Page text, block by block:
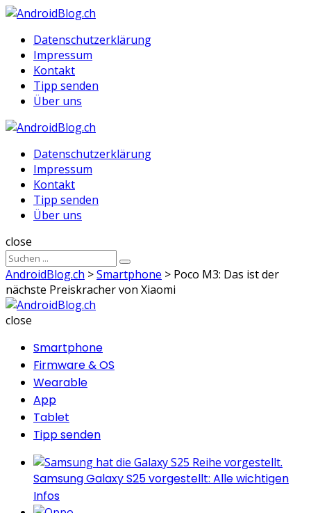
Menu
MenuDatenschutzerklärung
Impressum
Kontakt
Tipp senden
Über uns
Datenschutzerklärung
Impressum
Kontakt
Tipp senden
Über uns
Suche
close
Sucheergebnisse
für
Suche
AndroidBlog.ch >Smartphone > Poco M3: Das ist der
nächste Preiskracher von Xiaomi
close
Smartphone
Firmware & OS
Wearable
App
Tablet
Tipp senden
Samsung Galaxy S25 vorgestellt: Alle wichtigen
Infos